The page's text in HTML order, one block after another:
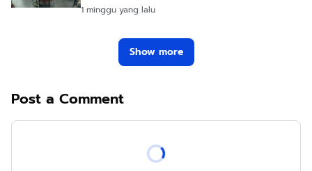
1 minggu yang lalu
Show more
Post a Comment